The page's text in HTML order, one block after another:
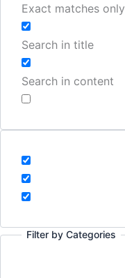
Exact matches only
Search in title
Search in content
Filter by Categories